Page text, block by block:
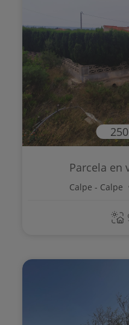
Parcela en
Calpe - Calpe